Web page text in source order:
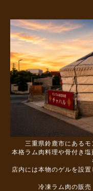
三重県鈴鹿市にあるモ
本格ラム肉料理や骨付き
店内には本物のゲルを設
冷凍ラム肉の販売